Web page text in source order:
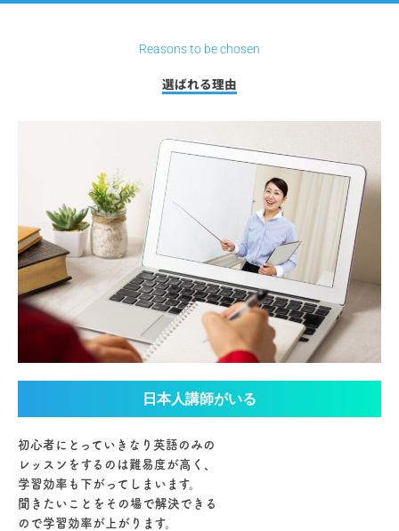
Reasons to be chosen
選ばれる理由
日本人講師がいる
初心者にとっていきなり英語のみの
レッスンをするのは難易度が高く、
学習効率も下がってしまいます。
聞きたいことをその場で解決できる
ので学習効率が上がります。